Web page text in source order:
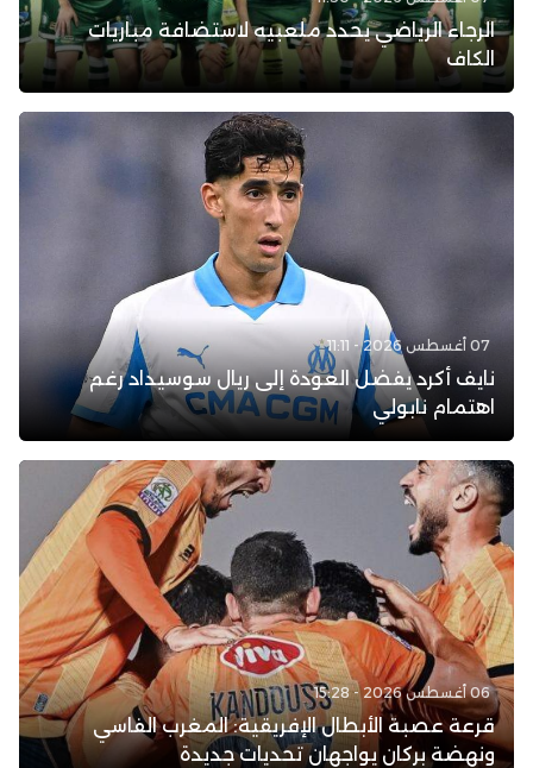
الرجاء الرياضي يحدد ملعبيه لاستضافة مباريات
الكاف
07 أغسطس 2026 - 11:11
نايف أكرد يفضل العودة إلى ريال سوسيداد رغم
اهتمام نابولي
06 أغسطس 2026 - 15:28
قرعة عصبة الأبطال الإفريقية: المغرب الفاسي
ونهضة بركان يواجهان تحديات جديدة